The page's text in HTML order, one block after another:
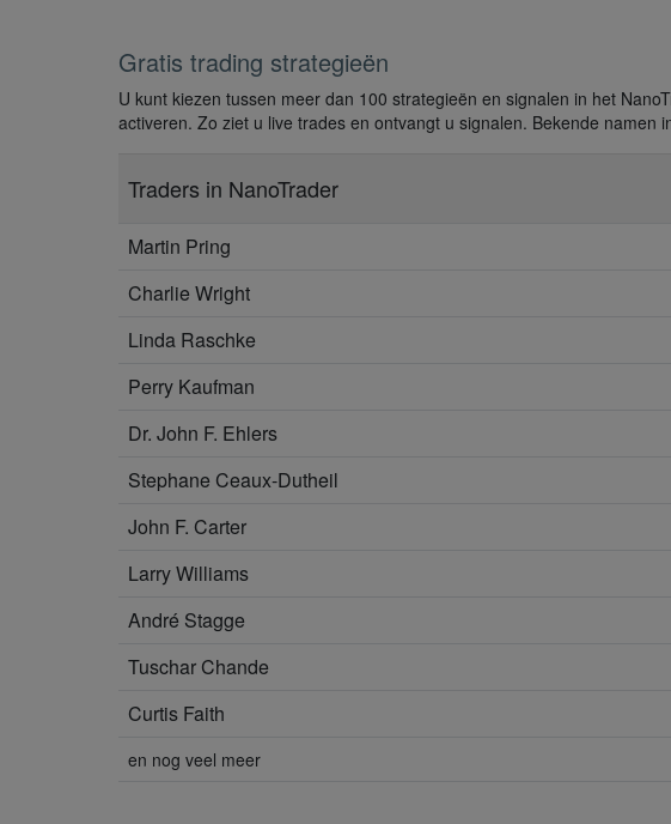
Gratis trading strategieën
U kunt kiezen tussen meer dan 100 strategieën en signalen in het
activeren. Zo ziet u live trades en ontvangt u signalen. Bekende namen
Traders in NanoTrader
Martin Pring
Charlie Wright
Linda Raschke
Perry Kaufman
Dr. John F. Ehlers
Stephane Ceaux-Dutheil
John F. Carter
Larry Williams
André Stagge
Tuschar Chande
Curtis Faith
en nog veel meer